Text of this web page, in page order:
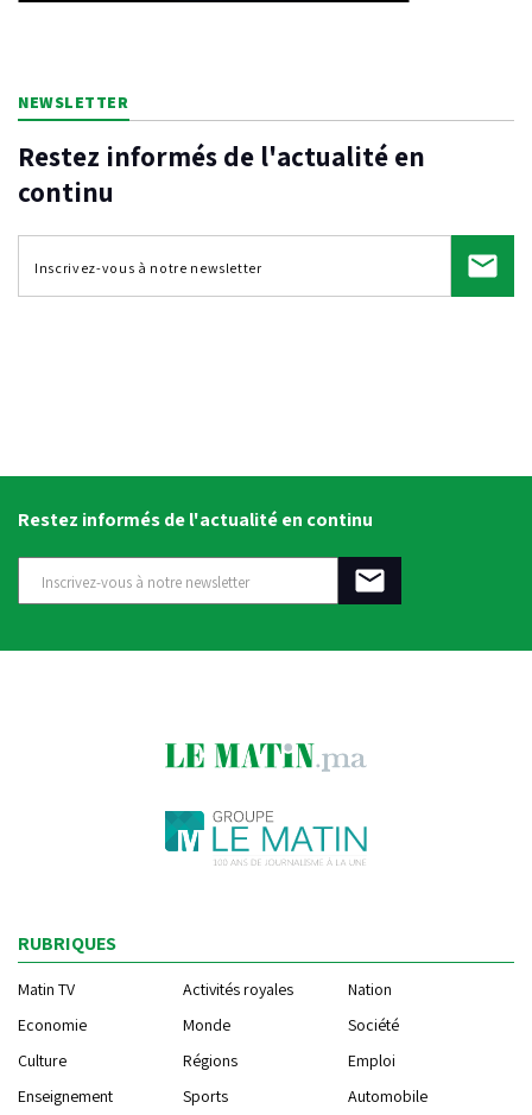
NEWSLETTER
Restez informés de l'actualité en
continu
Restez informés de l'actualité en continu
RUBRIQUES
Matin TV Activités royales
Nation
Economie
Monde
Société
Culture
Régions
Emploi
Enseignement
Sports
Automobile